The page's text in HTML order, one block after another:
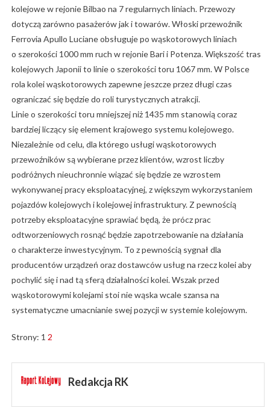
kolejowe w rejonie Bilbao na 7 regularnych liniach. Przewozy
dotyczą zarówno pasażerów jak i towarów. Włoski przewoźnik
Ferrovia Apullo Luciane obsługuje po wąskotorowych liniach
o szerokości 1000 mm ruch w rejonie Bari i Potenza. Większość tras
kolejowych Japonii to linie o szerokości toru 1067 mm. W Polsce
rola kolei wąskotorowych zapewne jeszcze przez długi czas
ograniczać się będzie do roli turystycznych atrakcji.
Linie o szerokości toru mniejszej niż 1435 mm stanowią coraz
bardziej liczący się element krajowego systemu kolejowego.
Niezależnie od celu, dla którego usługi wąskotorowych
przewoźników są wybierane przez klientów, wzrost liczby
podróżnych nieuchronnie wiązać się będzie ze wzrostem
wykonywanej pracy eksploatacyjnej, z większym wykorzystaniem
pojazdów kolejowych i kolejowej infrastruktury. Z pewnością
potrzeby eksploatacyjne sprawiać będą, że prócz prac
odtworzeniowych rosnąć będzie zapotrzebowanie na działania
o charakterze inwestycyjnym. To z pewnością sygnał dla
producentów urządzeń oraz dostawców usług na rzecz kolei aby
pochylić się i nad tą sferą działalności kolei. Wszak przed
wąskotorowymi kolejami stoi nie wąska wcale szansa na
systematyczne umacnianie swej pozycji w systemie kolejowym.
Strony: 1 2
Redakcja RK